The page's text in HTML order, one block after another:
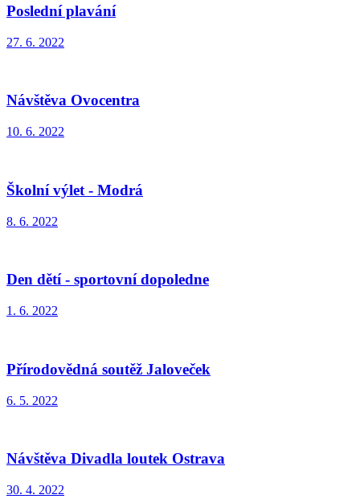
Poslední plavání
27. 6. 2022
Návštěva Ovocentra
10. 6. 2022
Školní výlet - Modrá
8. 6. 2022
Den dětí - sportovní dopoledne
1. 6. 2022
Přírodovědná soutěž Jaloveček
6. 5. 2022
Návštěva Divadla loutek Ostrava
30. 4. 2022